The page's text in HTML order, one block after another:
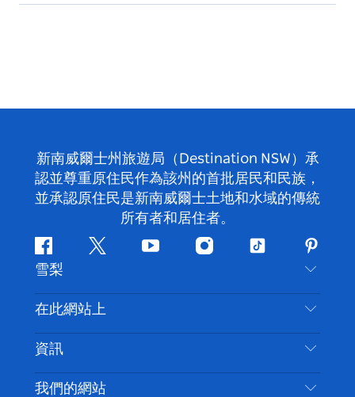
新南威爾士州旅遊局（Destination NSW）承
認並尊重原住民作為該州的首批居民和民族，
並承認原住民是新南威爾士土地和水域的傳統
所有者和居住者。
Facebook嘰
喳
喳
Youtube Instagram
抖
雪梨
聯絡我們
免責聲明
隱私
Cookie 通知
在此網站上
目的地
要做的事情
資訊
旅行資訊
我們的網站